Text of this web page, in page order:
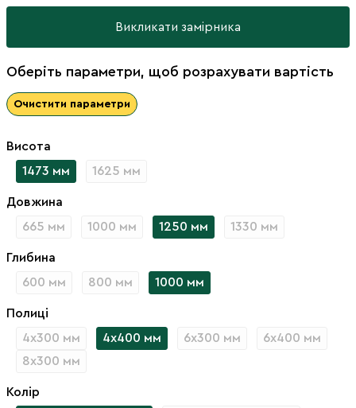
Викликати замірника
Оберіть параметри, щоб розрахувати вартість
Очистити параметри
Висота
1473 мм
1625 мм
Довжина
665 мм
1000 мм 1250 мм 1330 мм
Глибина
600 мм
800 мм 1000 мм
Полиці
4х300 мм
4х400 мм 6х300 мм
6х400 мм
8х300 мм
Колір